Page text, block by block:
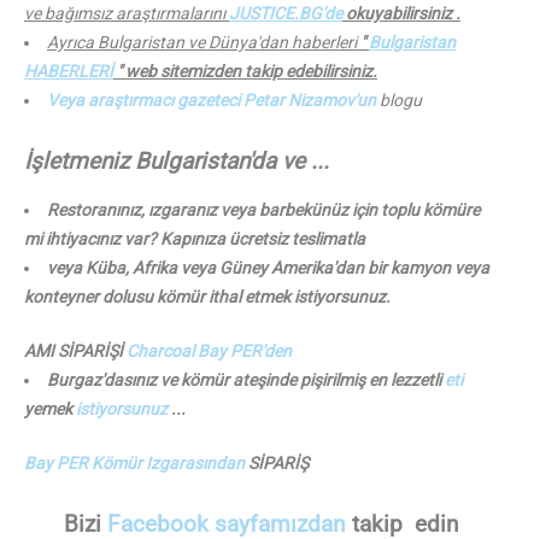
ve bağımsız araştırmalarınıJUSTICE.BG'deokuyabilirsiniz .
Ayrıca Bulgaristan ve Dünya'dan haberleri"Bulgaristan
HABERLERİ" web sitemizden takip edebilirsiniz.
Veya araştırmacı gazeteci Petar Nizamov'unblogu
İşletmeniz Bulgaristan'da ve ...
Restoranınız, ızgaranız veya barbekünüz için toplu kömüre
mi ihtiyacınız var? Kapınıza ücretsiz teslimatla
veya Küba, Afrika veya Güney Amerika'dan bir kamyon veya
konteyner dolusu kömür ithal etmek istiyorsunuz.
AMI SİPARİŞİCharcoal Bay PER'den
Burgaz'dasınız ve kömür ateşinde pişirilmiş en lezzetlieti
yemekistiyorsunuz...
Bay PER Kömür IzgarasındanSİPARİŞ
Bizi Facebook sayfamızdan takip edin